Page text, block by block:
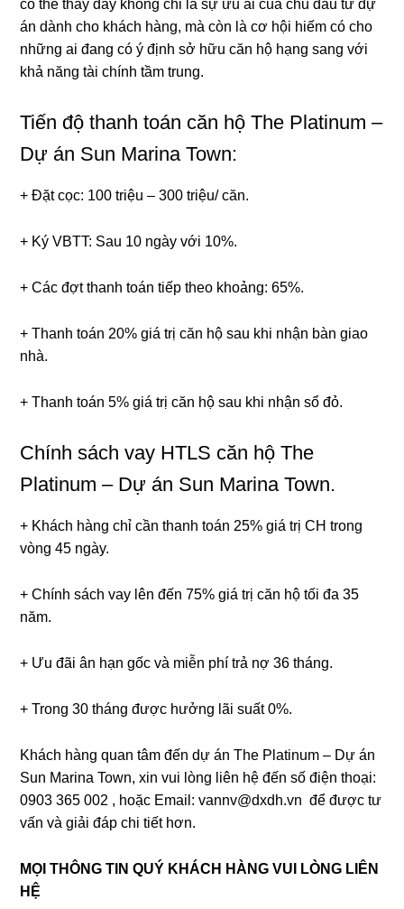
có thể thấy đây không chỉ là sự ưu ái của chủ đầu tư dự
án dành cho khách hàng, mà còn là cơ hội hiếm có cho
những ai đang có ý định sở hữu căn hộ hạng sang với
khả năng tài chính tầm trung.
Tiến độ thanh toán căn hộ The Platinum –
Dự án Sun Marina Town:
+ Đặt cọc: 100 triệu – 300 triệu/ căn.
+ Ký VBTT: Sau 10 ngày với 10%.
+ Các đợt thanh toán tiếp theo khoảng: 65%.
+ Thanh toán 20% giá trị căn hộ sau khi nhận bàn giao
nhà.
+ Thanh toán 5% giá trị căn hộ sau khi nhận sổ đỏ.
Chính sách vay HTLS căn hộ The
Platinum – Dự án Sun Marina Town.
+ Khách hàng chỉ cần thanh toán 25% giá trị CH trong
vòng 45 ngày.
+ Chính sách vay lên đến 75% giá trị căn hộ tối đa 35
năm.
+ Ưu đãi ân hạn gốc và miễn phí trả nợ 36 tháng.
+ Trong 30 tháng được hưởng lãi suất 0%.
Khách hàng quan tâm đến dự án The Platinum – Dự án
Sun Marina Town, xin vui lòng liên hệ đến số điện thoại:
0903 365 002 , hoặc Email: vannv@dxdh.vn để được tư
vấn và giải đáp chi tiết hơn.
MỌI THÔNG TIN QUÝ KHÁCH HÀNG VUI LÒNG LIÊN
HỆ